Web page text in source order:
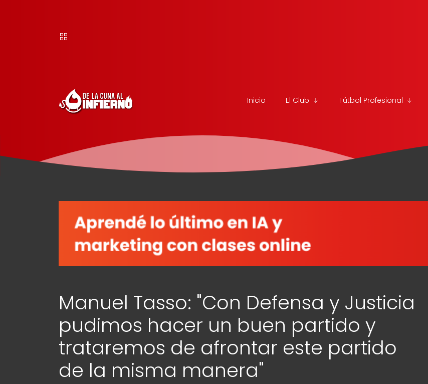
Inicio El Club Fútbol Profesional
Manuel Tasso: "Con Defensa y Justicia
pudimos hacer un buen partido y
trataremos de afrontar este partido
de la misma manera"